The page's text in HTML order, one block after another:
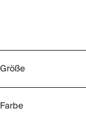
Größe
Farbe